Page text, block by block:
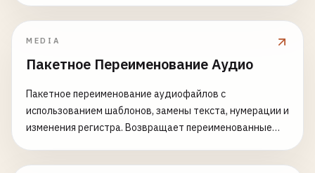
MEDIA
Пакетное Переименование Аудио
Пакетное переименование аудиофайлов с
использованием шаблонов, замены текста, нумерации и
изменения регистра. Возвращает переименованные